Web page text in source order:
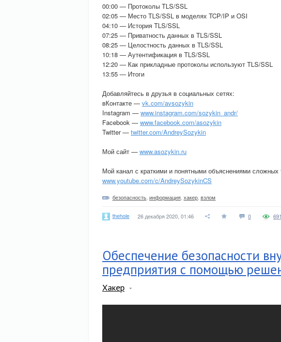
00:00 — Протоколы TLS/SSL
02:05 — Место TLS/SSL в моделях TCP/IP и OSI
04:10 — История TLS/SSL
07:25 — Приватность данных в TLS/SSL
08:25 — Целостность данных в TLS/SSL
10:18 — Аутентификация в TLS/SSL
12:20 — Как прикладные протоколы используют TLS/SSL
13:55 — Итоги
Добавляйтесь в друзья в социальных сетях:
вКонтакте — vk.com/avsozykin
Instagram — www.instagram.com/sozykin_andr/
Facebook — www.facebook.com/asozykin
Twitter — twitter.com/AndreySozykin
Мой сайт — www.asozykin.ru
Мой канал с краткими и понятными объяснениями
www.youtube.com/c/AndreySozykinCS
безопасность информация хакер взлом
thehole 26 декабря 2020, 01:46 0 691
Обеспечение безопасности
предприятия с помощью
Хакер